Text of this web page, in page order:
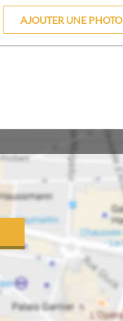
AJOUTER UNE PHOTO